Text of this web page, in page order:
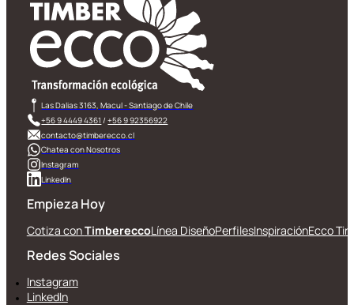
Las Dalias 3163, Macul - Santiago de Chile
+56 9 4449 4361 /+56 9 92356922
contacto@timberecco.cl
Chatea con Nosotros
Instagram
LinkedIn
Empieza Hoy
Cotiza conTimbereccoLínea DiseñoPerfilesInspiraciónEcco
Redes Sociales
Instagram
LinkedIn